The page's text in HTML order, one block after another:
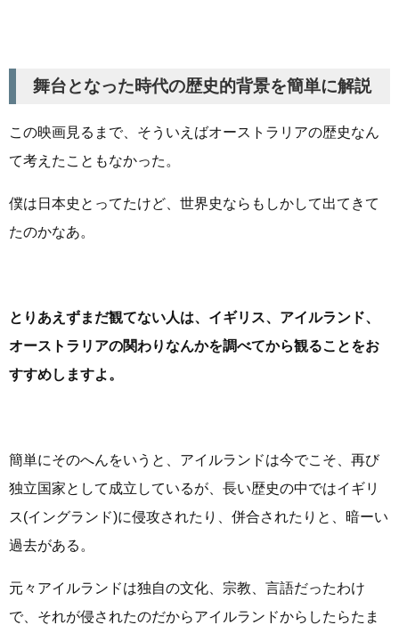
舞台となった時代の歴史的背景を簡単に解説
この映画見るまで、そういえばオーストラリアの歴史なん
て考えたこともなかった。
僕は日本史とってたけど、世界史ならもしかして出てきて
たのかなあ。
とりあえずまだ観てない人は、イギリス、アイルランド、
オーストラリアの関わりなんかを調べてから観ることをお
すすめしますよ。
簡単にそのへんをいうと、アイルランドは今でこそ、再び
独立国家として成立しているが、長い歴史の中ではイギリ
ス(イングランド)に侵攻されたり、併合されたりと、暗ーい
過去がある。
元々アイルランドは独自の文化、宗教、言語だったわけ
で、それが侵されたのだからアイルランドからしたらたま